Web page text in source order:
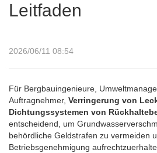
Leitfaden
2026/06/11 08:54
Für Bergbauingenieure,
Auftragnehmer, Verringerung von
Dichtungssystemen von
entscheidend, um
behördliche Geldstrafen zu vermeiden
Betriebsgenehmigung